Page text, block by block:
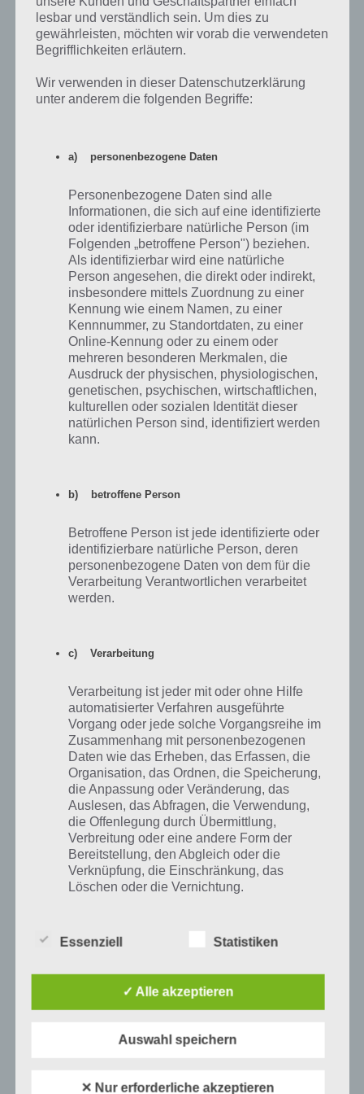
The Curse Level 16
Lösung
Erneut eine neue Art von Rätsel erreicht uns inLevel 17
man die Steine so drehen, sodass diese mit der Farbe im Inneren
übereinstimmen. Als Tipp: Bringe zunächst alle roten Steine nach
oben, dann die grünen in die Mitte und dadurch sollte das Rätsel so
gut wie gelöst sein.
Level 18muss man wieder Fäden spannen, sodass in jedem Feld
ein Paar Kugeln (gelb und rot) liegen. Wie das ganze am Ende
The Curse Level 18 Lösung
Level 19erwartet uns wieder ein Riddle. Die Antwort dieses mal
lautet “ORGAN”.
Zum Schluss noch die Lösung zuLevel 20 von The Curse
handelt es sich wieder um ein neuen Typ von Rätsel. Wir müssen alle
Schrauben miteinander verbinden. Am Ende muss es sich um eine
verbundene Strecke handeln. Natürlich gibt es hier verschiedene
Lösungen. Wir haben hier eine Variante:
lesbar und verständlich sein. Um dies zu
gewährleisten, möchten wir vorab die verwendeten
Begrifflichkeiten erläutern.
Wir verwenden in dieser Datenschutzerklärung
unter anderem die folgenden Begriffe:
a) personenbezogene Daten
Personenbezogene Daten sind alle
Informationen, die sich auf eine identifizierte
oder identifizierbare natürliche Person (im
Folgenden „betroffene Person") beziehen.
Als identifizierbar wird eine natürliche
Person angesehen, die direkt oder indirekt,
insbesondere mittels Zuordnung zu einer
Kennung wie einem Namen, zu einer
Kennnummer, zu Standortdaten, zu einer
Online-Kennung oder zu einem oder
mehreren besonderen Merkmalen, die
Ausdruck der physischen, physiologischen,
genetischen, psychischen, wirtschaftlichen,
kulturellen oder sozialen Identität dieser
natürlichen Person sind, identifiziert werden
kann.
b) betroffene Person
Betroffene Person ist jede identifizierte oder
identifizierbare natürliche Person, deren
personenbezogene Daten von dem für die
Verarbeitung Verantwortlichen verarbeitet
werden.
c) Verarbeitung
Verarbeitung ist jeder mit oder ohne Hilfe
automatisierter Verfahren ausgeführte
Vorgang oder jede solche Vorgangsreihe im
Zusammenhang mit personenbezogenen
Daten wie das Erheben, das Erfassen, die
Organisation, das Ordnen, die Speicherung,
die Anpassung oder Veränderung, das
Auslesen, das Abfragen, die Verwendung,
die Offenlegung durch Übermittlung,
Verbreitung oder eine andere Form der
Bereitstellung, den Abgleich oder die
Verknüpfung, die Einschränkung, das
Löschen oder die Vernichtung.
d) Einschränkung der Verarbeitung
Markierung gespeicherter
personenbezogener Daten mit dem Ziel, ihre
e) Profiling
Essenziell Statistiken
✓ Alle akzeptieren
Auswahl speichern
✕ Nur erforderliche akzeptieren